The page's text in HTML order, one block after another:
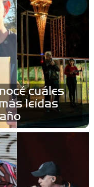
cuáles
leídas